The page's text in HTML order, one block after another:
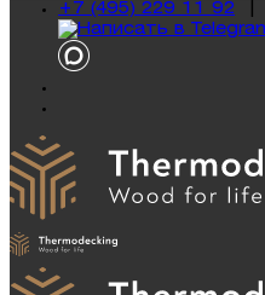
+7 (495) 229 11 92